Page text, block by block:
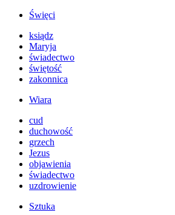
Święci
ksiądz
Maryja
świadectwo
świętość
zakonnica
Wiara
cud
duchowość
grzech
Jezus
objawienia
świadectwo
uzdrowienie
Sztuka